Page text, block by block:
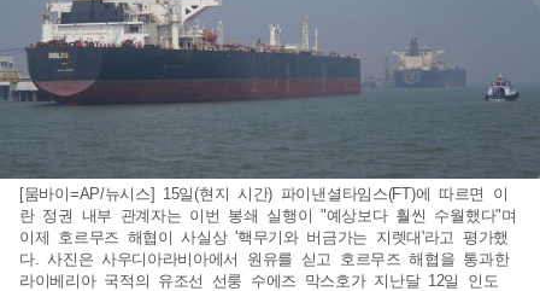
[뭄바이=AP/뉴시스] 15일(현지 시간) 파이낸셜타임스(FT)에 따르면 이
란 정권 내부 관계자는 이번 봉쇄 실행이 "예상보다 훨씬 수월했다"며
이제 호르무즈 해협이 사실상 '핵무기와 버금가는 지렛대'라고 평가했
다. 사진은 사우디아라비아에서 원유를 싣고 호르무즈 해협을 통과한
라이베리아 국적의 유조선 선룽 수에즈 막스호가 지난달 12일 인도